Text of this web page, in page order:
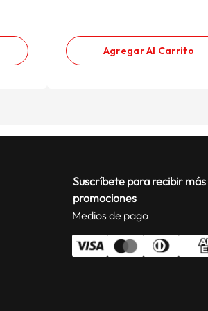
Agregar Al Carrito
Suscríbete para recibir más
promociones
Medios de pago